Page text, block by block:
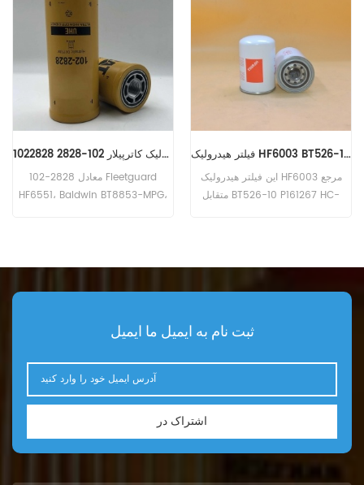
فیلتر اصلی هیدرولیک کاترپیلار 102-2828 1022828
102-2828 معادل Fleetguard
HF6551، Baldwin BT8853-MPG،
نام قسمت: فیلتر هیدرولیک مارک:
فیلتر هیدرولیک HF6003 BT526-10 P161267 HC-7935 LFH4935
این فیلتر هیدرولیک HF6003 مرجع
متقابل BT526-10 P161267 HC-
13112 (Kohler K582S eng). 542B
P125WF. P100BWD ؛ P100CWD ؛
ثبت نام به ایمیل ما ایمیل
اشتراک در